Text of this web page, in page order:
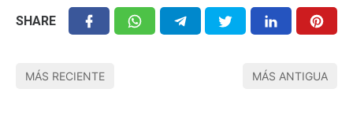
SHARE
MÁS RECIENTE MÁS ANTIGUA